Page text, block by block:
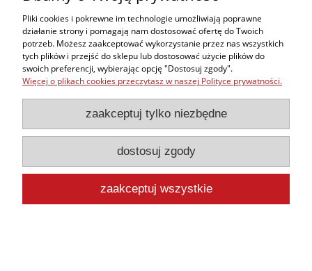
Zakupy
Kontakt
Informacje
Moje konto
Pliki cookies i pokrewne im technologie umożliwiają poprawne
działanie strony i pomagają nam dostosować ofertę do Twoich
potrzeb. Możesz zaakceptować wykorzystanie przez nas wszystkich
tych plików i przejść do sklepu lub dostosować użycie plików do
swoich preferencji, wybierając opcję "Dostosuj zgody".
Więcej o plikach cookies przeczytasz w naszej Polityce prywatności.
zaakceptuj tylko niezbędne
dostosuj zgody
zaakceptuj wszystkie